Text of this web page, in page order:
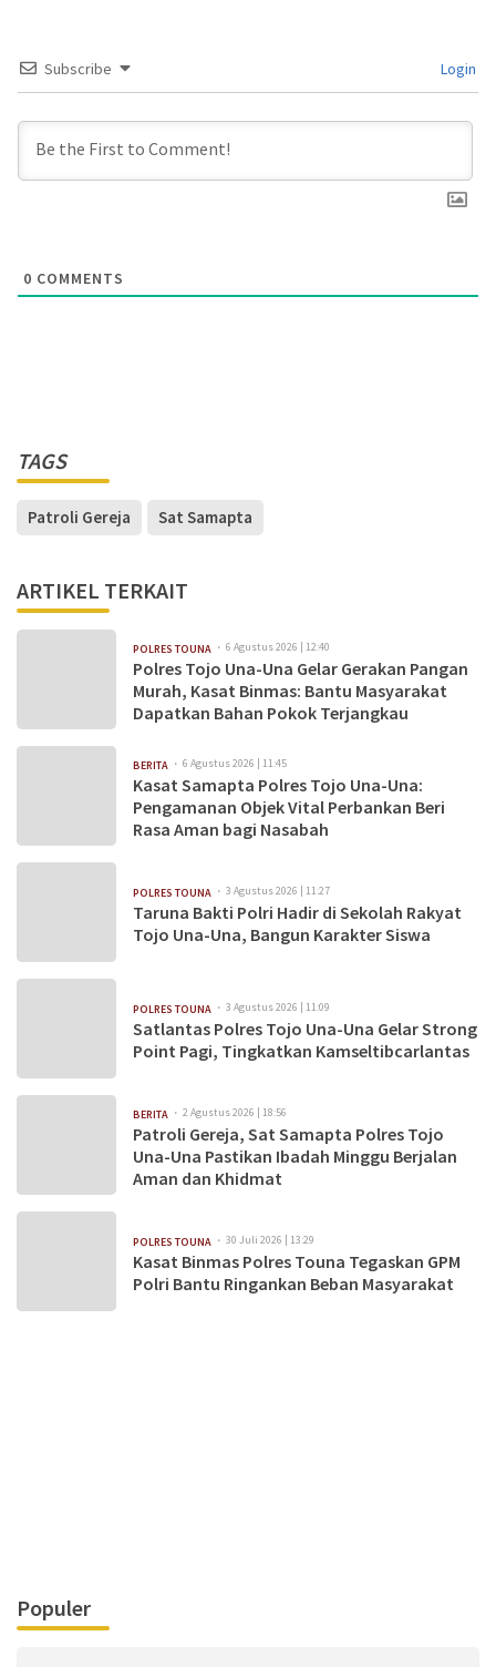
Subscribe Login
0 COMMENTS
TAGS
Patroli Gereja Sat Samapta
ARTIKEL TERKAIT
POLRES TOUNA 6 Agustus 2026 | 12:40
Polres Tojo Una-Una Gelar Gerakan Pangan
Murah, Kasat Binmas: Bantu Masyarakat
Dapatkan Bahan Pokok Terjangkau
BERITA 6 Agustus 2026 | 11:45
Kasat Samapta Polres Tojo Una-Una:
Pengamanan Objek Vital Perbankan Beri
Rasa Aman bagi Nasabah
POLRES TOUNA 3 Agustus 2026 | 11:27
Taruna Bakti Polri Hadir di Sekolah Rakyat
Tojo Una-Una, Bangun Karakter Siswa
POLRES TOUNA 3 Agustus 2026 | 11:09
Satlantas Polres Tojo Una-Una Gelar Strong
Point Pagi, Tingkatkan Kamseltibcarlantas
BERITA 2 Agustus 2026 | 18:56
Patroli Gereja, Sat Samapta Polres Tojo
Una-Una Pastikan Ibadah Minggu Berjalan
Aman dan Khidmat
POLRES TOUNA 30 Juli 2026 | 13:29
Kasat Binmas Polres Touna Tegaskan GPM
Polri Bantu Ringankan Beban Masyarakat
Populer